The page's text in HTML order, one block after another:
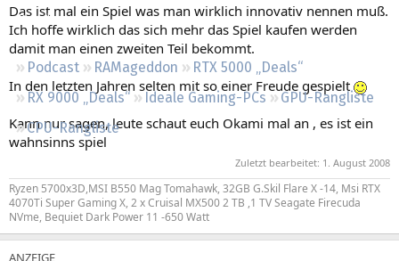
Regeln
Podcast RAMageddon
RTX 5000 „Deals“
RX 9000 „Deals“
Ideale Gaming-PCs
GPU-Rangliste
CPU-Rangliste
Das ist mal ein Spiel was man wirklich innovativ nennen muß.
Ich hoffe wirklich das sich mehr das Spiel kaufen werden
damit man einen zweiten Teil bekommt.
In den letzten Jahren selten mit so einer Freude gespielt
Kann nur sagen, leute schaut euch Okami mal an , es ist ein
wahnsinns spiel
Zuletzt bearbeitet: 1. August 2008
Ryzen 5700x3D,MSI B550 Mag Tomahawk, 32GB G.Skil Flare X -14, Msi RTX
4070Ti Super Gaming X, 2 x Cruisal MX500 2 TB ,1 TV Seagate Firecuda
NVme, Bequiet Dark Power 11 -650 Watt